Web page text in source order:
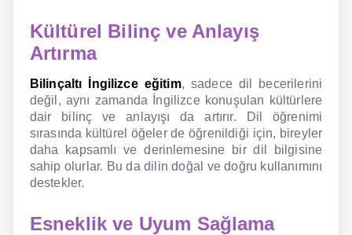
Kültürel Bilinç ve Anlayış
Artırma
Bilinçaltı İngilizce eğitim, sadece dil becerilerini
değil, aynı zamanda İngilizce konuşulan kültürlere
dair bilinç ve anlayışı da artırır. Dil öğrenimi
sırasında kültürel öğeler de öğrenildiği için, bireyler
daha kapsamlı ve derinlemesine bir dil bilgisine
sahip olurlar. Bu da dilin doğal ve doğru kullanımını
destekler.
Esneklik ve Uyum Sağlama